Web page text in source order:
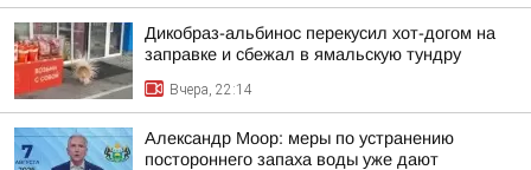
Дикобраз-альбинос перекусил хот-догом на
заправке и сбежал в ямальскую тундру
Вчера, 22:14
Александр Моор: меры по устранению
постороннего запаха воды уже дают